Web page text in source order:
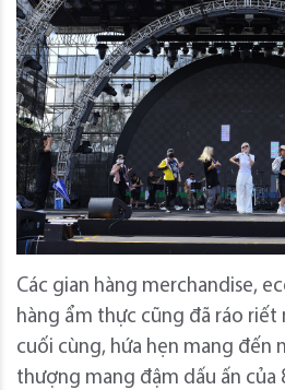
Các gian hàng merchandise,
hàng ẩm thực cũng đã ráo riết
cuối cùng, hứa hẹn mang đến
thượng mang đậm dấu ấn của